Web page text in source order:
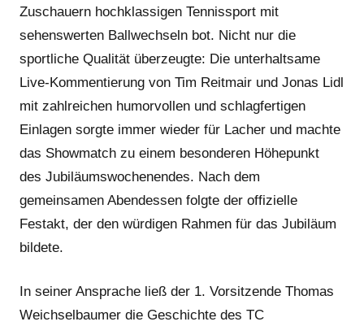
Zuschauern hochklassigen Tennissport mit
sehenswerten Ballwechseln bot. Nicht nur die
sportliche Qualität überzeugte: Die unterhaltsame
Live-Kommentierung von Tim Reitmair und Jonas Lidl
mit zahlreichen humorvollen und schlagfertigen
Einlagen sorgte immer wieder für Lacher und machte
das Showmatch zu einem besonderen Höhepunkt
des Jubiläumswochenendes. Nach dem
gemeinsamen Abendessen folgte der offizielle
Festakt, der den würdigen Rahmen für das Jubiläum
bildete.
In seiner Ansprache ließ der 1. Vorsitzende Thomas
Weichselbaumer die Geschichte des TC